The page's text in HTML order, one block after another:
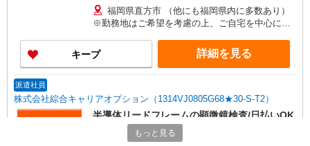
福岡県直方市 （他にも福岡県内に多数あり）
※勤務地はご希望を考慮の上、ご自宅を中心に通
し）
キープ 詳細を見る
派遣社員
株式会社綜合キャリアオプション（1314VJ0805G68★30-S-T2）
半導体リードフレームの顕微鏡検査/日払いOK
時給1,500円 交通費：既定支給
もっと見る